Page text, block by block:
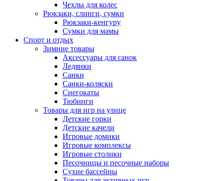
Чехлы для колес
Рюкзаки, слинги, сумки
Рюкзаки-кенгуру
Сумки для мамы
Спорт и отдых
Зимние товары
Аксессуары для санок
Ледянки
Санки
Санки-коляски
Снегокаты
Тюбинги
Товары для игр на улице
Детские горки
Детские качели
Игровые домики
Игровые комплексы
Игровые столики
Песочницы и песочные наборы
Сухие бассейны